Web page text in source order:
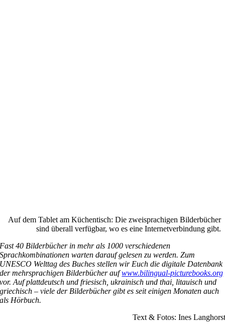
Auf dem Tablet am Küchentisch: Die zweisprachigen Bilderbücher
sind überall verfügbar, wo es eine Internetverbindung gibt.
Fast 40 Bilderbücher in mehr als 1000 verschiedenen
Sprachkombinationen warten darauf gelesen zu werden. Zum
UNESCO Welttag des Buches stellen wir Euch die digitale Datenbank
der mehrsprachigen Bilderbücher aufwww.bilingual-picturebooks.org
vor. Auf plattdeutsch und friesisch, ukrainisch undthai , litauisch und
griechisch – viele der Bilderbücher gibt es seit einigen Monaten auch
als Hörbuch.
Text & Fotos: Ines Langhorst